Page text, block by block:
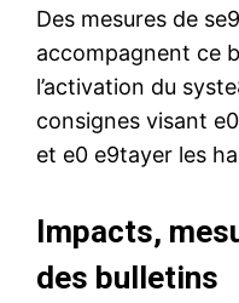
Des mesures de
accompagnent ce
l’activation du
consignes visant
et e0 e9tayer les
Impacts,
des bulletins